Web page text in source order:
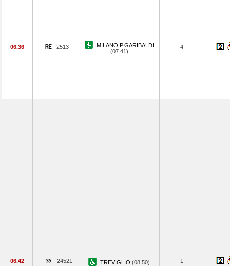
06.36 2513
MILANO P.GARIBALDI
(07.41)
4
06.42 24521 TREVIGLIO (08.50) 1